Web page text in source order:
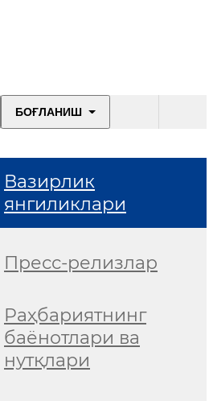
БОҒЛАНИШ
Вазирлик
янгиликлари
Пресс-релизлар
Раҳбариятнинг
баёнотлари ва
нутқлари